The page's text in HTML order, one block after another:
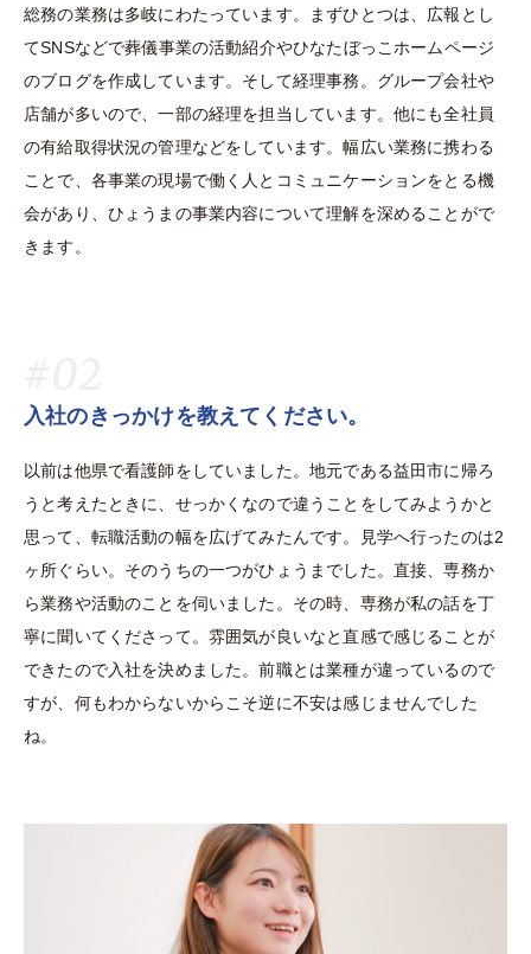
総務の業務は多岐にわたっています。まずひとつは、広報とし
てSNSなどで葬儀事業の活動紹介やひなたぼっこホームページ
のブログを作成しています。そして経理事務。グループ会社や
店舗が多いので、一部の経理を担当しています。他にも全社員
の有給取得状況の管理などをしています。幅広い業務に携わる
ことで、各事業の現場で働く人とコミュニケーションをとる機
会があり、ひょうまの事業内容について理解を深めることがで
きます。
入社のきっかけを教えてください。
以前は他県で看護師をしていました。地元である益田市に帰ろ
うと考えたときに、せっかくなので違うことをしてみようかと
思って、転職活動の幅を広げてみたんです。見学へ行ったのは2
ヶ所ぐらい。そのうちの一つがひょうまでした。直接、専務か
ら業務や活動のことを伺いました。その時、専務が私の話を丁
寧に聞いてくださって。雰囲気が良いなと直感で感じることが
できたので入社を決めました。前職とは業種が違っているので
すが、何もわからないからこそ逆に不安は感じませんでした
ね。